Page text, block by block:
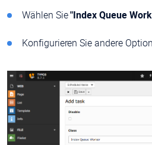
Wählen Sie"Index Queue
Konfigurieren Sie andere